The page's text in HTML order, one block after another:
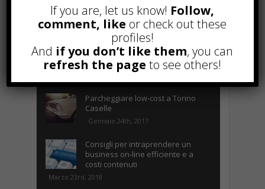
Alcuni trucchi per avere un blog di
successo
Novembre 22nd, 2016
Comprare visite YouTube: i 5
vantaggi TOP!
Novembre 2nd, 2017
Parcheggiare low-cost a Torino
Caselle
Gennaio 24th, 2017
Consigli per intraprendere un
business on-line efficiente e a
costi contenuti
Marzo 23rd, 2018
If you are, let us know! Follow,
comment, like or check out these
profiles!
And if you don’t like them, you can
refresh the page to see others!